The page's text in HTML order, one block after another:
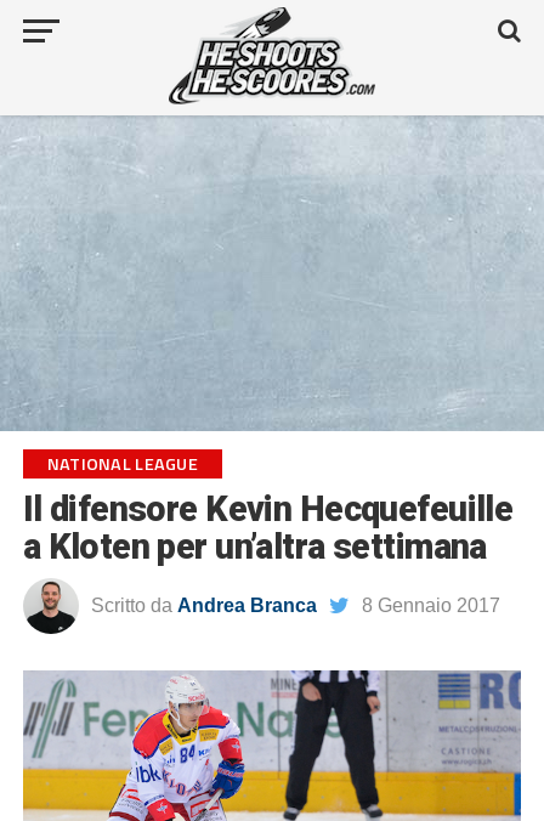
NATIONAL LEAGUE
Il difensore Kevin Hecquefeuille
a Kloten per un’altra settimana
Scritto da Andrea Branca 8 Gennaio 2017